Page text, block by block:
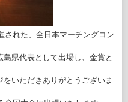
された、全日本マーチングコン
県代表として出場し、金賞と
いただきありがとうございま